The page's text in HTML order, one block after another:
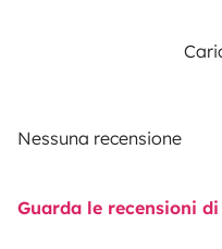
Nessuna recensione
Guarda le recensioni